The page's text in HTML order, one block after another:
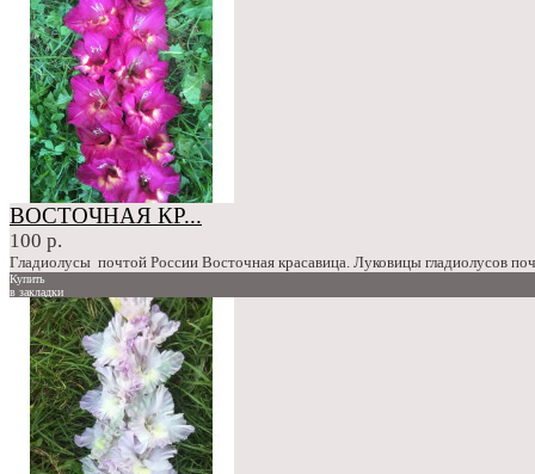
ВОСТОЧНАЯ КР...
100 р.
Гладиолусы почтой России Восточная красавица. Луковицы гладиолусов
Купить
в закладки
сравнение
100 р.